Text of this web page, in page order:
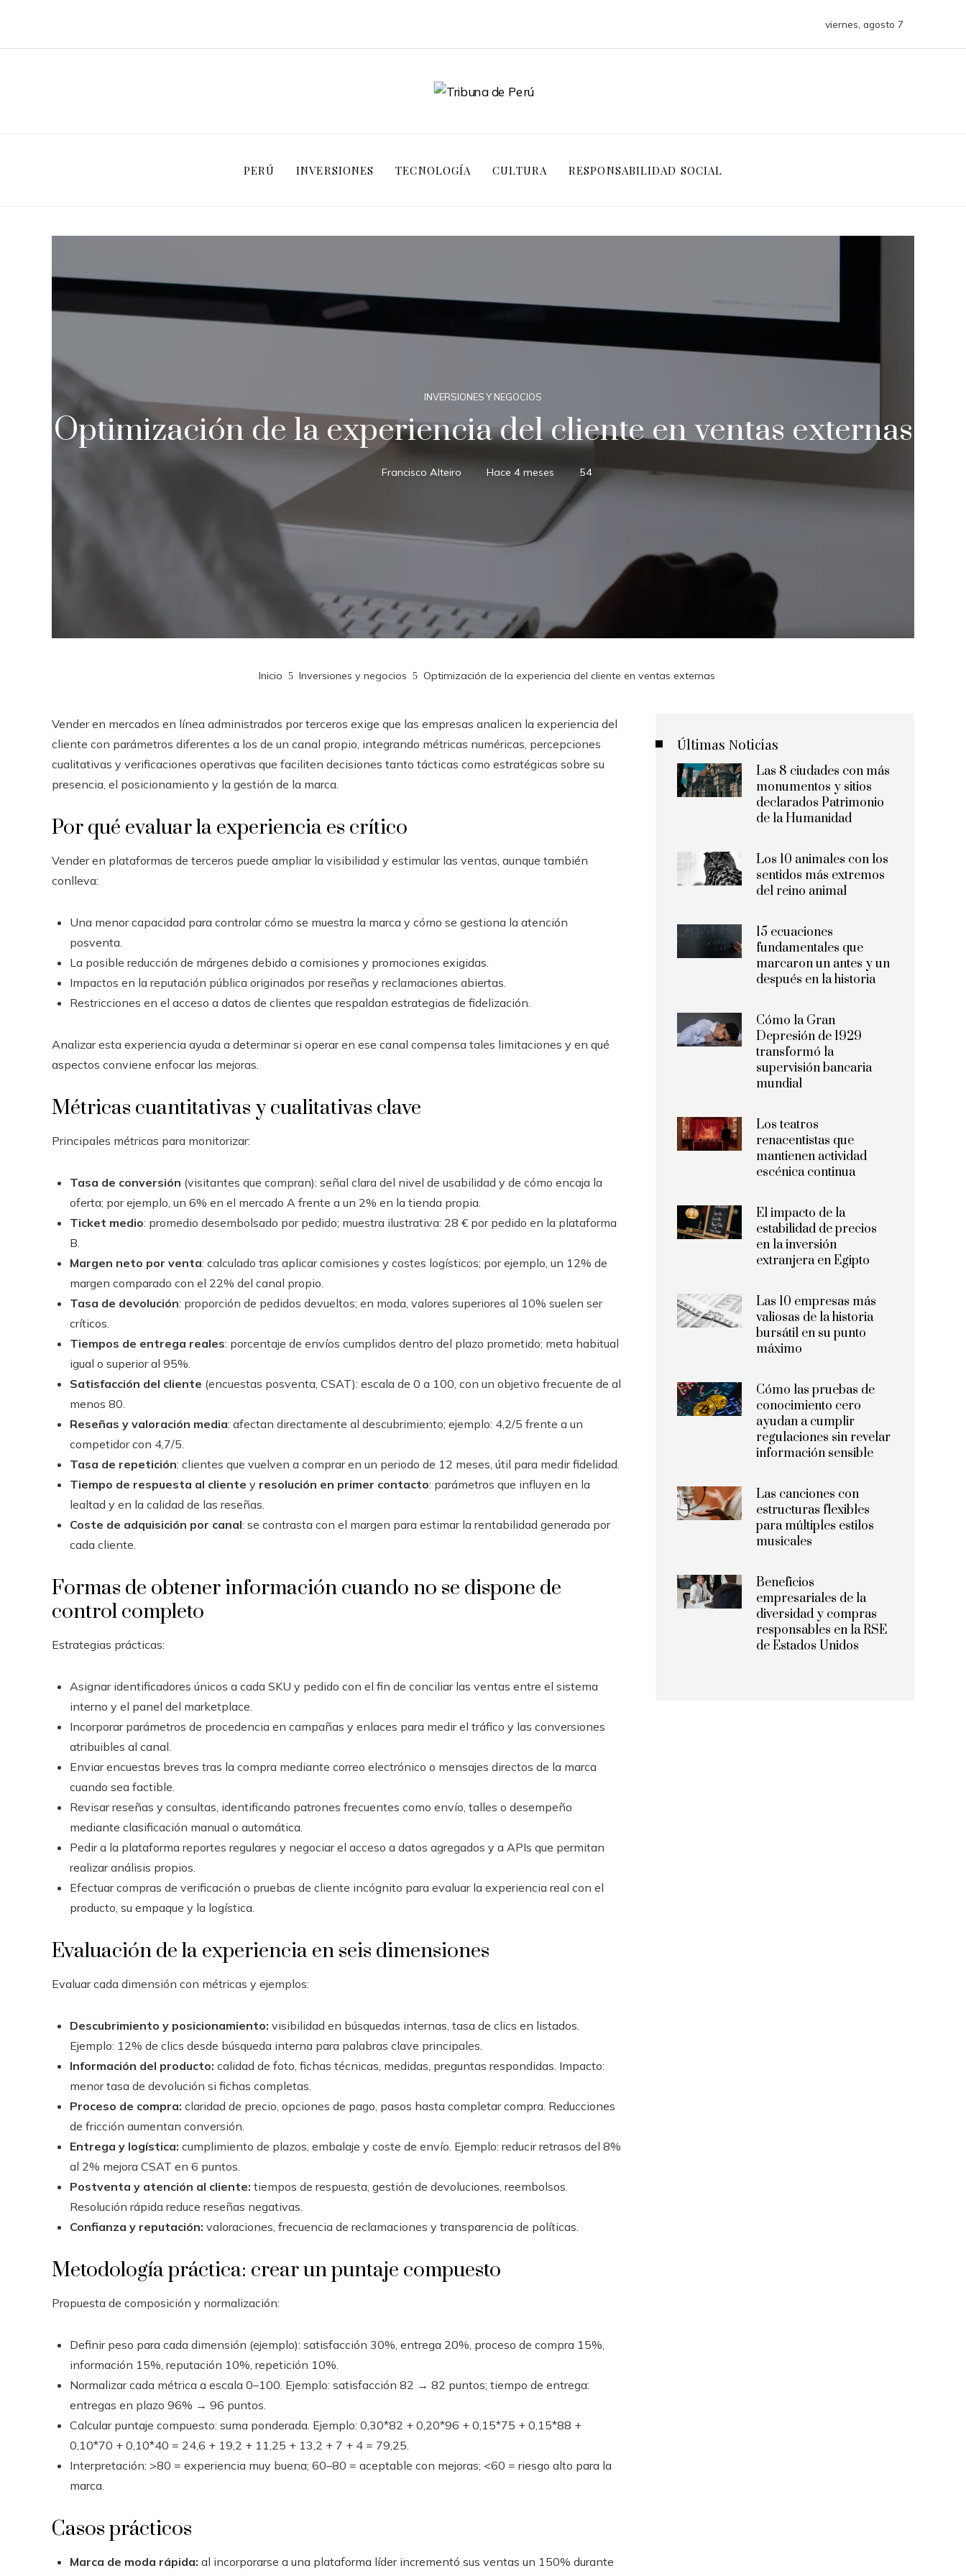
viernes, agosto 7
PERÚ INVERSIONES TECNOLOGÍA CULTURA RESPONSABILIDAD SOCIAL
INVERSIONES Y NEGOCIOS
Optimización de la experiencia del cliente en ventas externas
Francisco Alteiro Hace 4 meses 54
Inicio Inversiones y negocios Optimización de la experiencia del cliente en ventas externas
Vender en mercados en línea administrados por terceros exige que las empresas analicen la experiencia del
cliente con parámetros diferentes a los de un canal propio, integrando métricas numéricas, percepciones
cualitativas y verificaciones operativas que faciliten decisiones tanto tácticas como estratégicas sobre su
presencia, el posicionamiento y la gestión de la marca.
Por qué evaluar la experiencia es crítico
Vender en plataformas de terceros puede ampliar la visibilidad y estimular las ventas, aunque también
conlleva:
Una menor capacidad para controlar cómo se muestra la marca y cómo se gestiona la atención
posventa.
La posible reducción de márgenes debido a comisiones y promociones exigidas.
Impactos en la reputación pública originados por reseñas y reclamaciones abiertas.
Restricciones en el acceso a datos de clientes que respaldan estrategias de fidelización.
Analizar esta experiencia ayuda a determinar si operar en ese canal compensa tales limitaciones y en qué
aspectos conviene enfocar las mejoras.
Métricas cuantitativas y cualitativas clave
Principales métricas para monitorizar:
Tasa de conversión (visitantes que compran): señal clara del nivel de usabilidad y de cómo encaja la
oferta; por ejemplo, un 6% en el mercado A frente a un 2% en la tienda propia.
Ticket medio: promedio desembolsado por pedido; muestra ilustrativa: 28 € por pedido en la plataforma
B.
Margen neto por venta: calculado tras aplicar comisiones y costes logísticos; por ejemplo, un 12% de
margen comparado con el 22% del canal propio.
Tasa de devolución: proporción de pedidos devueltos; en moda, valores superiores al 10% suelen ser
críticos.
Tiempos de entrega reales: porcentaje de envíos cumplidos dentro del plazo prometido; meta habitual
igual o superior al 95%.
Satisfacción del cliente (encuestas posventa, CSAT): escala de 0 a 100, con un objetivo frecuente de al
menos 80.
Reseñas y valoración media: afectan directamente al descubrimiento; ejemplo: 4,2/5 frente a un
competidor con 4,7/5.
Tasa de repetición: clientes que vuelven a comprar en un periodo de 12 meses, útil para medir fidelidad.
Tiempo de respuesta al cliente y resolución en primer contacto: parámetros que influyen en la
lealtad y en la calidad de las reseñas.
Coste de adquisición por canal: se contrasta con el margen para estimar la rentabilidad generada por
cada cliente.
Formas de obtener información cuando no se dispone de
control completo
Estrategias prácticas:
Asignar identificadores únicos a cada SKU y pedido con el fin de conciliar las ventas entre el sistema
interno y el panel del marketplace.
Incorporar parámetros de procedencia en campañas y enlaces para medir el tráfico y las conversiones
atribuibles al canal.
Enviar encuestas breves tras la compra mediante correo electrónico o mensajes directos de la marca
cuando sea factible.
Revisar reseñas y consultas, identificando patrones frecuentes como envío, talles o desempeño
mediante clasificación manual o automática.
Pedir a la plataforma reportes regulares y negociar el acceso a datos agregados y a APIs que permitan
realizar análisis propios.
Efectuar compras de verificación o pruebas de cliente incógnito para evaluar la experiencia real con el
producto, su empaque y la logística.
Evaluación de la experiencia en seis dimensiones
Evaluar cada dimensión con métricas y ejemplos:
Descubrimiento y posicionamiento: visibilidad en búsquedas internas, tasa de clics en listados.
Ejemplo: 12% de clics desde búsqueda interna para palabras clave principales.
Información del producto: calidad de foto, fichas técnicas, medidas, preguntas respondidas. Impacto:
menor tasa de devolución si fichas completas.
Proceso de compra: claridad de precio, opciones de pago, pasos hasta completar compra. Reducciones
de fricción aumentan conversión.
Entrega y logística: cumplimiento de plazos, embalaje y coste de envío. Ejemplo: reducir retrasos del 8%
al 2% mejora CSAT en 6 puntos.
Postventa y atención al cliente: tiempos de respuesta, gestión de devoluciones, reembolsos.
Resolución rápida reduce reseñas negativas.
Confianza y reputación: valoraciones, frecuencia de reclamaciones y transparencia de políticas.
Metodología práctica: crear un puntaje compuesto
Propuesta de composición y normalización:
Definir peso para cada dimensión (ejemplo): satisfacción 30%, entrega 20%, proceso de compra 15%,
información 15%, reputación 10%, repetición 10%.
Normalizar cada métrica a escala 0–100. Ejemplo: satisfacción 82 → 82 puntos; tiempo de entrega:
entregas en plazo 96% → 96 puntos.
Calcular puntaje compuesto: suma ponderada. Ejemplo: 0,30*82 + 0,20*96 + 0,15*75 + 0,15*88 +
0,10*70 + 0,10*40 = 24,6 + 19,2 + 11,25 + 13,2 + 7 + 4 = 79,25.
Interpretación: >80 = experiencia muy buena; 60–80 = aceptable con mejoras; <60 = riesgo alto para la
marca.
Casos prácticos
Marca de moda rápida: al incorporarse a una plataforma líder incrementó sus ventas un 150% durante
Últimas Noticias
Las 8 ciudades con más
monumentos y sitios
declarados Patrimonio
de la Humanidad
Los 10 animales con los
sentidos más extremos
del reino animal
15 ecuaciones
fundamentales que
marcaron un antes y un
después en la historia
Cómo la Gran
Depresión de 1929
transformó la
supervisión bancaria
mundial
Los teatros
renacentistas que
mantienen actividad
escénica continua
El impacto de la
estabilidad de precios
en la inversión
extranjera en Egipto
Las 10 empresas más
valiosas de la historia
bursátil en su punto
máximo
Cómo las pruebas de
conocimiento cero
ayudan a cumplir
regulaciones sin revelar
información sensible
Las canciones con
estructuras flexibles
para múltiples estilos
musicales
Beneficios
empresariales de la
diversidad y compras
responsables en la RSE
de Estados Unidos